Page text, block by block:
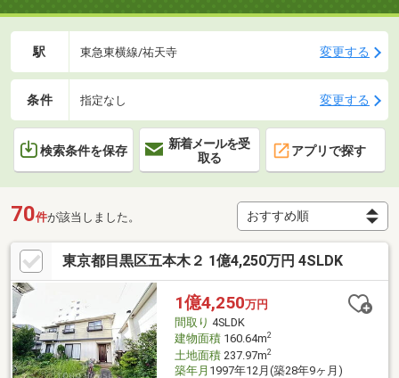
駅 東急東横線/祐天寺 変更する
条件 指定なし 変更する
検索条件を保存
新着メールを受
取る
アプリで探す
70件が該当しました。
東京都目黒区五本木２ 1億4,250万円 4SLDK
1億4,250万円
間取り 4SLDK
建物面積160.64m2
土地面積237.97m2
築年月 1997年12月(築28年9ヶ月)